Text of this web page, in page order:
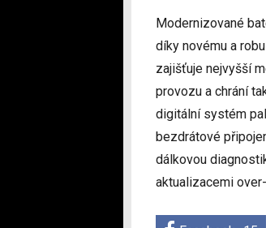
Modernizované
díky novému a
zajišťuje nejvyšší
provozu a chrání
digitální systém
bezdrátové
dálkovou
aktualizacemi